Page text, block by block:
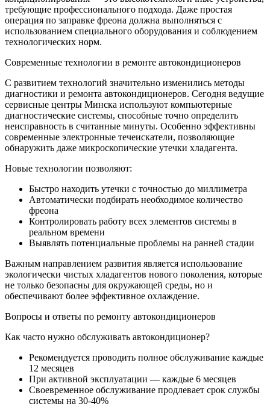
требующие профессионального подхода. Даже простая
операция по заправке фреона должна выполняться с
использованием специального оборудования и соблюдением
технологических норм.
Современные технологии в ремонте автокондиционеров
С развитием технологий значительно изменились методы
диагностики и ремонта автокондиционеров. Сегодня ведущие
сервисные центры Минска используют компьютерные
диагностические системы, способные точно определить
неисправность в считанные минуты. Особенно эффективны
современные электронные течеискатели, позволяющие
обнаружить даже микроскопические утечки хладагента.
Новые технологии позволяют:
Быстро находить утечки с точностью до миллиметра
Автоматически подбирать необходимое количество
фреона
Контролировать работу всех элементов системы в
реальном времени
Выявлять потенциальные проблемы на ранней стадии
Важным направлением развития является использование
экологически чистых хладагентов нового поколения, которые
не только безопасны для окружающей среды, но и
обеспечивают более эффективное охлаждение.
Вопросы и ответы по ремонту автокондиционеров
Как часто нужно обслуживать автокондиционер?
Рекомендуется проводить полное обслуживание каждые
12 месяцев
При активной эксплуатации — каждые 6 месяцев
Своевременное обслуживание продлевает срок службы
системы на 30-40%